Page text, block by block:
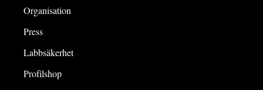
Organisation
Press
Labbsäkerhet
Profilshop